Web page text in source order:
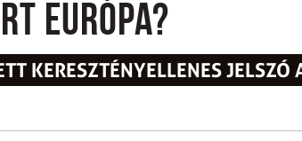
Európa?
KERESZTÉNYELLENES JELSZÓ